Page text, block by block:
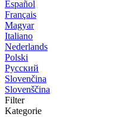
Español
Français
Magyar
Italiano
Nederlands
Polski
Русский
Slovenčina
Slovenščina
Filter
Kategorie